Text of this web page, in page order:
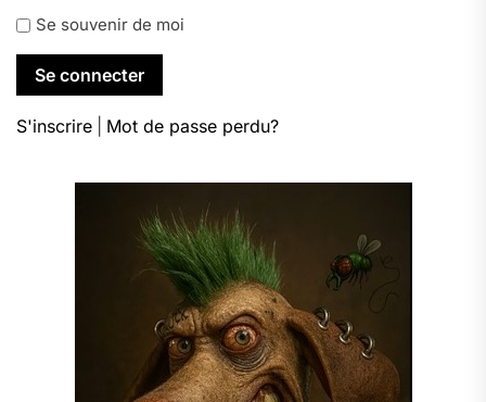
Se souvenir de moi
S'inscrire Mot de passe perdu?